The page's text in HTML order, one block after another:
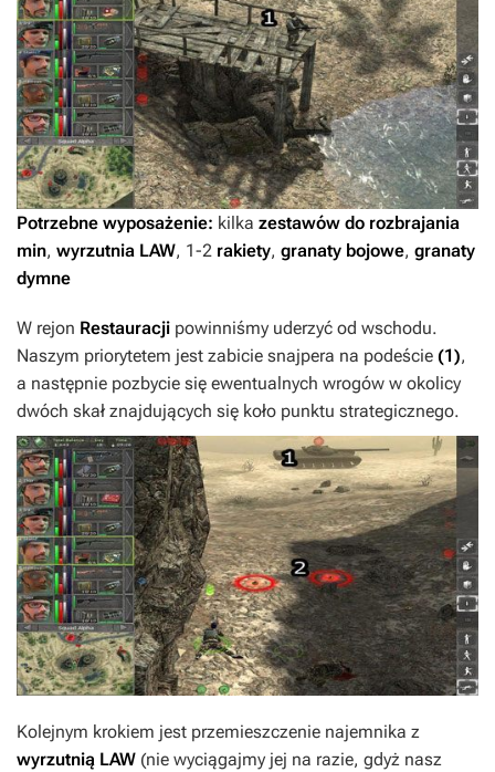
Potrzebne wyposażenie: kilka zestawów do rozbrajania
min, wyrzutnia LAW, 1-2 rakiety, granaty bojowe, granaty
dymne
W rejon Restauracji powinniśmy uderzyć od wschodu.
Naszym priorytetem jest zabicie snajpera na podeście (1),
a następnie pozbycie się ewentualnych wrogów w okolicy
dwóch skał znajdujących się koło punktu strategicznego.
Kolejnym krokiem jest przemieszczenie najemnika z
wyrzutnią LAW (nie wyciągajmy jej na razie, gdyż nasz